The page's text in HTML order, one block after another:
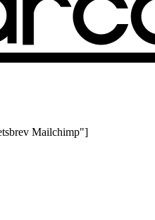
Mailchimp"]